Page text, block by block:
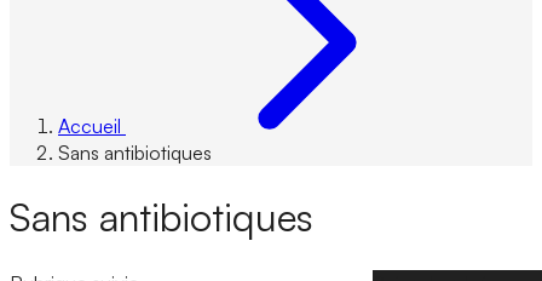
Accueil
Sans antibiotiques
Sans antibiotiques